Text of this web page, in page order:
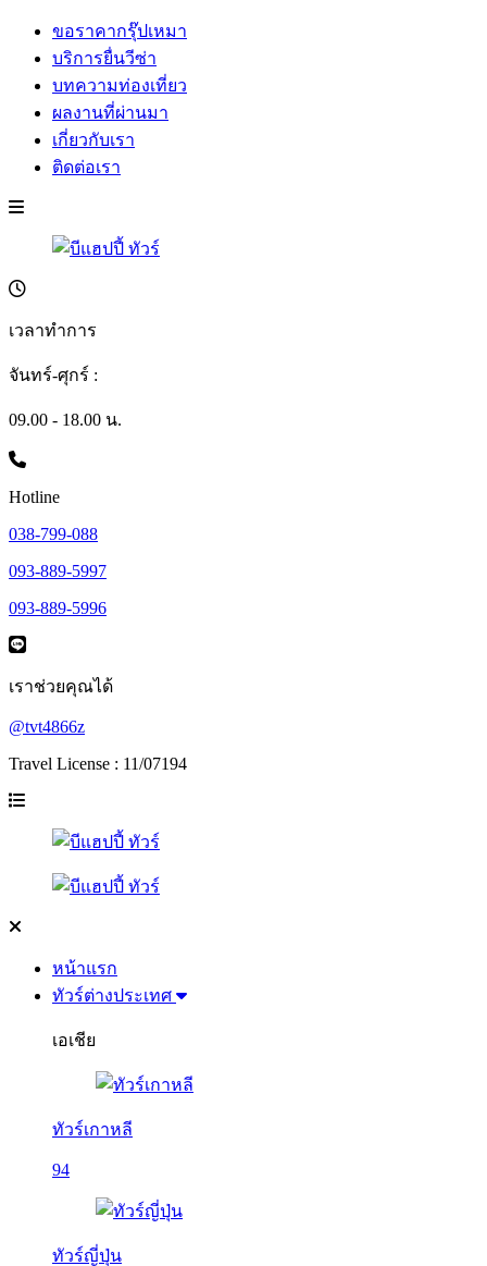
ขอราคากรุ๊ปเหมา
บริการยื่นวีซ่า
บทความท่องเที่ยว
ผลงานที่ผ่านมา
เกี่ยวกับเรา
ติดต่อเรา
เวลาทำการ
จันทร์-ศุกร์ :
09.00 - 18.00 น.
Hotline
038-799-088
093-889-5997
093-889-5996
เราช่วยคุณได้
@tvt4866z
Travel License : 11/07194
หน้าแรก
ทัวร์ต่างประเทศ
เอเชีย
ทัวร์เกาหลี
94
ทัวร์ญี่ปุ่น